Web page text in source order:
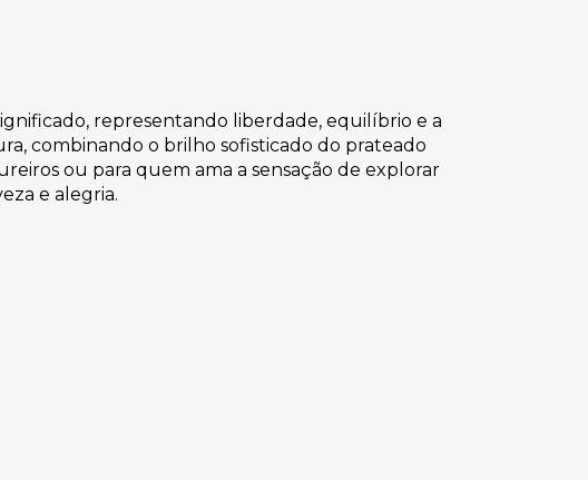
representando liberdade, equilíbrio e a
combinando o brilho sofisticado do prateado
ou para quem ama a sensação de explorar
e alegria.